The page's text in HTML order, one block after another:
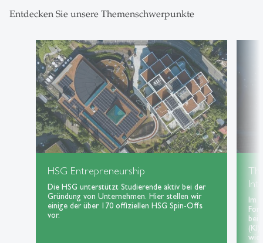
Entdecken Sie unsere Themenschwerpunkte
HSG Entrepreneurship
Die HSG unterstützt Studierende aktiv bei der
Gründung von Unternehmen. Hier stellen wir
einige der über 170 offiziellen HSG Spin-Offs
vor.
Im
bei
(KI)
wie